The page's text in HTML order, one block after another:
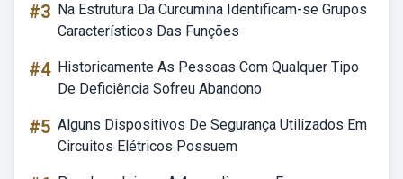
#3 Na Estrutura Da Curcumina Identificam-se Grupos
Característicos Das Funções
#4 Historicamente As Pessoas Com Qualquer Tipo
De Deficiência Sofreu Abandono
#5 Alguns Dispositivos De Segurança Utilizados Em
Circuitos Elétricos Possuem